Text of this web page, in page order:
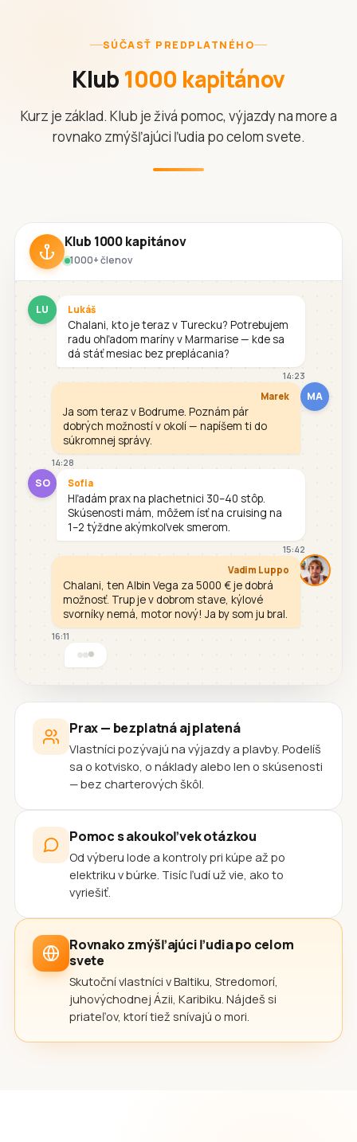
SÚČASŤ PREDPLATNÉHO
Klub 1000 kapitánov
Kurz je základ. Klub je živá pomoc, výjazdy na more a
rovnako zmýšľajúci ľudia po celom svete.
Klub 1000 kapitánov
1000+ členov
LU Lukáš
Chalani, kto je teraz v Turecku? Potrebujem
radu ohľadom maríny v Marmarise — kde sa
dá stáť mesiac bez preplácania?
14:23
MA
Marek
Ja som teraz v Bodrume. Poznám pár
dobrých možností v okolí — napíšem ti do
súkromnej správy.
14:28
SO Sofia
Hľadám prax na plachetnici 30–40 stôp.
Skúsenosti mám, môžem ísť na cruising na
1–2 týždne akýmkoľvek smerom.
15:42
Vadim Luppo
Chalani, ten Albin Vega za 5000 € je dobrá
možnosť. Trup je v dobrom stave, kýlové
svorníky nemá, motor nový! Ja by som ju bral.
16:11
Prax — bezplatná aj platená
Vlastníci pozývajú na výjazdy a plavby. Podelíš
sa o kotvisko, o náklady alebo len o skúsenosti
— bez charterových škôl.
Pomoc s akoukoľvek otázkou
Od výberu lode a kontroly pri kúpe až po
elektriku v búrke. Tisíc ľudí už vie, ako to
vyriešiť.
Rovnako zmýšľajúci ľudia po celom
svete
Skutoční vlastníci v Baltiku, Stredomorí,
juhovýchodnej Ázii, Karibiku. Nájdeš si
priateľov, ktorí tiež snívajú o mori.